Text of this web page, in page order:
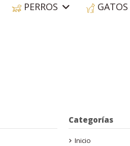
PERROS GATOS
Categorías
Inicio